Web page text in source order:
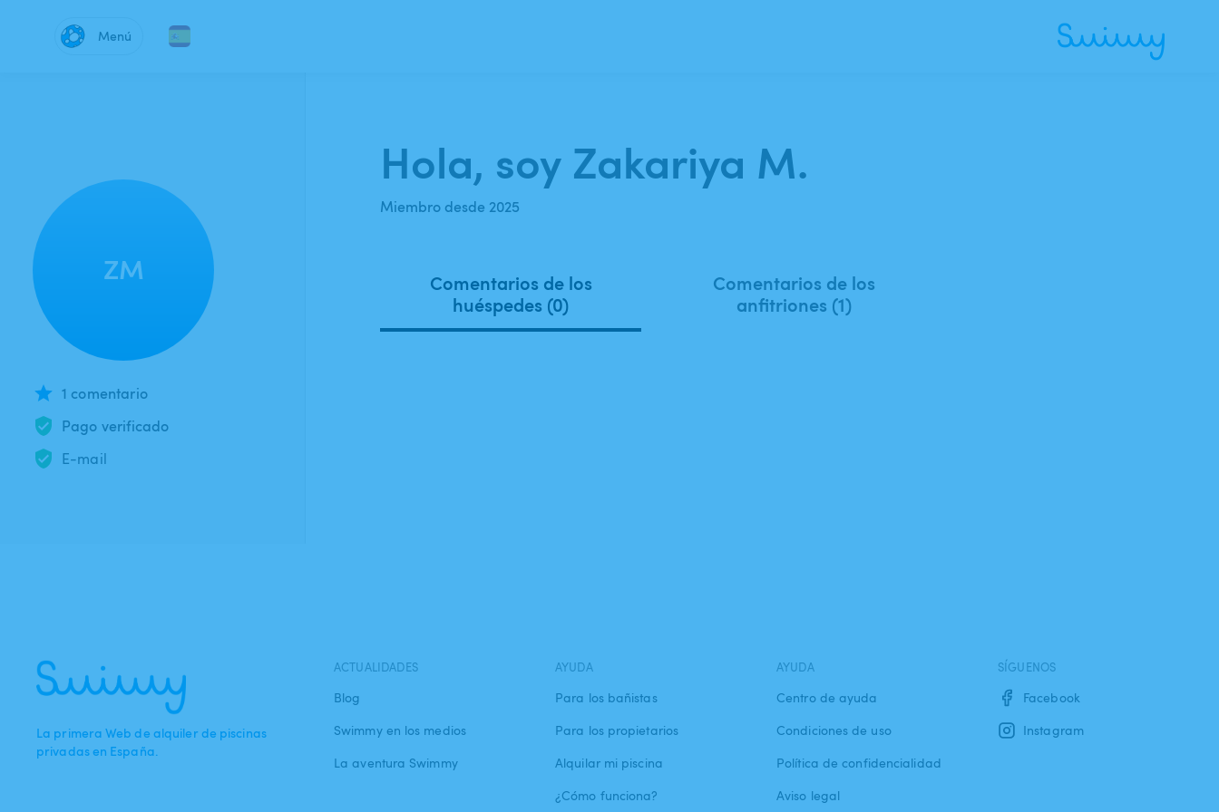
Menú
ZM
1 comentario
Pago verificado
E-mail
Hola, soy Zakariya M.
Miembro desde 2025
Comentarios de los
huéspedes (0)
Comentarios de los
anfitriones (1)
La primera Web de alquiler de piscinas
privadas en España.
ACTUALIDADES
Blog
Swimmy en los medios
La aventura Swimmy
AYUDA
Para los bañistas
Para los propietarios
Alquilar mi piscina
¿Cómo funciona?
AYUDA
Centro de ayuda
Condiciones de uso
Política de confidencialidad
Aviso legal
SÍGUENOS
Facebook
Instagram